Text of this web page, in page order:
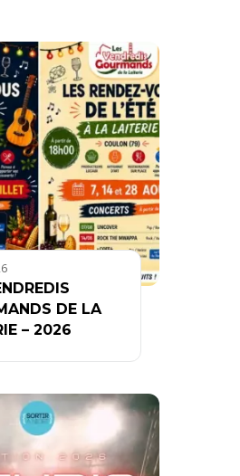
DE LA
– 2026